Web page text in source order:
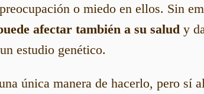
o miedo en ellos. Sin
afectar también a su salud y
estudio genético.
única manera de hacerlo, pero sí